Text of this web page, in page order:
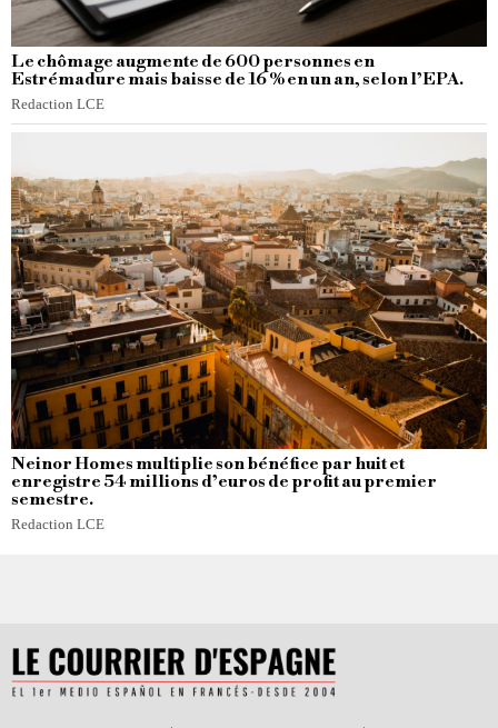
Le chômage augmente de 600 personnes en
Estrémadure mais baisse de 16 % en un an, selon l’EPA.
Redaction LCE
Neinor Homes multiplie son bénéfice par huit et
enregistre 54 millions d’euros de profit au premier
semestre.
Redaction LCE